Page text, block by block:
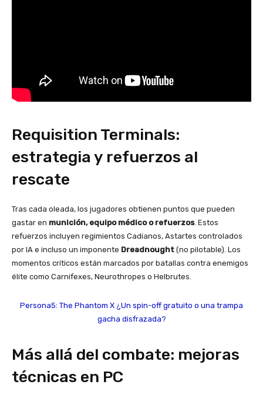
Requisition Terminals:
estrategia y refuerzos al
rescate
Tras cada oleada, los jugadores obtienen puntos que pueden
gastar en munición, equipo médico o refuerzos. Estos
refuerzos incluyen regimientos Cadianos, Astartes controlados
por IA e incluso un imponente Dreadnought (no pilotable). Los
momentos críticos están marcados por batallas contra enemigos
élite como Carnifexes, Neurothropes o Helbrutes.
Persona5: The Phantom X ¿Un spin-off gratuito o una trampa
gacha disfrazada?
Más allá del combate: mejoras
técnicas en PC